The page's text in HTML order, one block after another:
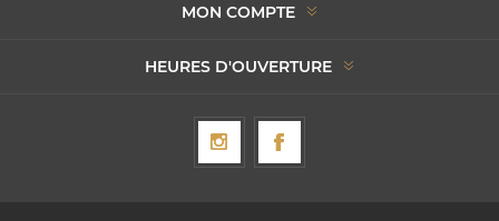
MON COMPTE
HEURES D'OUVERTURE